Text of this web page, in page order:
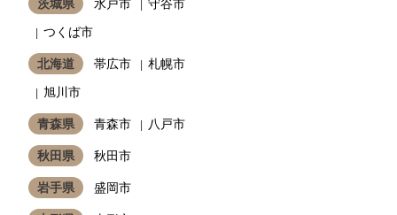
茨城県 水戸市
守谷市
つくば市
北海道 帯広市
札幌市
旭川市
青森県 青森市 八戸市
秋田県 秋田市
岩手県 盛岡市